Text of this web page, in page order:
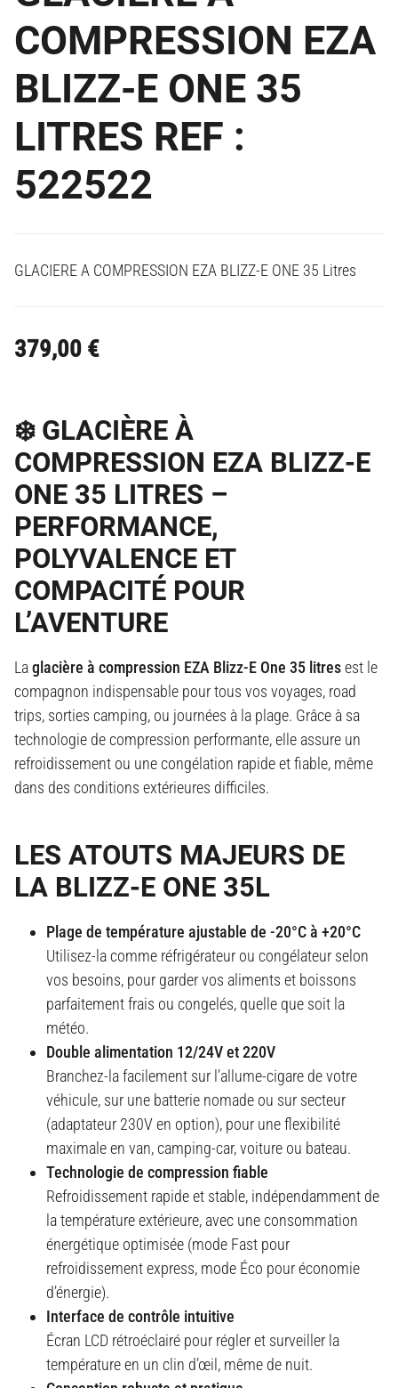
COMPRESSION EZA
BLIZZ-E ONE 35
LITRES REF :
522522
GLACIERE A COMPRESSION EZA BLIZZ-E ONE 35 Litres
379,00 €
❄️ GLACIÈRE À
COMPRESSION EZA BLIZZ-E
ONE 35 LITRES –
PERFORMANCE,
POLYVALENCE ET
COMPACITÉ POUR
L’AVENTURE
Laglacière à compression EZA Blizz-E One 35 litresest le
compagnon indispensable pour tous vos voyages, road
trips, sorties camping, ou journées à la plage. Grâce à sa
technologie de compression performante, elle assure un
refroidissement ou une congélation rapide et fiable, même
dans des conditions extérieures difficiles.
LES ATOUTS MAJEURS DE
LA BLIZZ-E ONE 35L
Plage de température ajustable de -20°C à +20°C
Utilisez-la comme réfrigérateur ou congélateur selon
vos besoins, pour garder vos aliments et boissons
parfaitement frais ou congelés, quelle que soit la
météo.
Double alimentation 12/24V et 220V
Branchez-la facilement sur l’allume-cigare de votre
véhicule, sur une batterie nomade ou sur secteur
(adaptateur 230V en option), pour une flexibilité
maximale en van, camping-car, voiture ou bateau.
Technologie de compression fiable
Refroidissement rapide et stable, indépendamment de
la température extérieure, avec une consommation
énergétique optimisée (mode Fast pour
refroidissement express, mode Éco pour économie
d’énergie).
Interface de contrôle intuitive
Écran LCD rétroéclairé pour régler et surveiller la
température en un clin d’œil, même de nuit.